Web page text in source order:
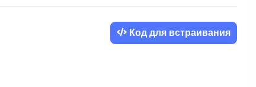
Код для встраивания